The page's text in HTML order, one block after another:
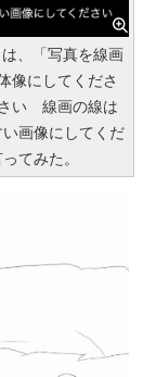
、「写真を線画
像にしてくださ
い 線画の線は
画像にしてくだ
てみた。